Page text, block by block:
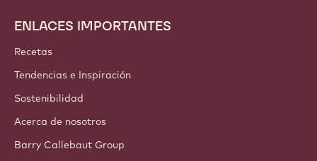
Footer
Callebaut
ENLACES IMPORTANTES
Recetas
Tendencias e Inspiración
Sostenibilidad
Acerca de nosotros
Barry Callebaut Group